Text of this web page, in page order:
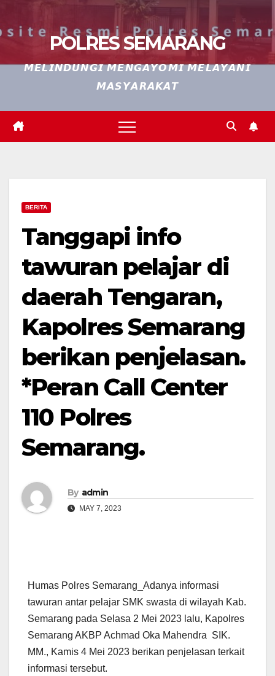
POLRES SEMARANG
𝙈𝙀𝙇𝙄𝙉𝘿𝙐𝙉𝙂𝙄 𝙈𝙀𝙉𝙂𝘼𝙔𝙊𝙈𝙄 𝙈𝙀𝙇𝘼𝙔𝘼𝙉𝙄
𝙈𝘼𝙎𝙔𝘼𝙍𝘼𝙆𝘼𝙏
BERITA
Tanggapi info
tawuran pelajar di
daerah Tengaran,
Kapolres Semarang
berikan penjelasan.
*Peran Call Center
110 Polres
Semarang.
By admin
MAY 7, 2023
Humas Polres Semarang_Adanya informasi
tawuran antar pelajar SMK swasta di wilayah Kab.
Semarang pada Selasa 2 Mei 2023 lalu, Kapolres
Semarang AKBP Achmad Oka Mahendra SIK.
MM., Kamis 4 Mei 2023 berikan penjelasan terkait
informasi tersebut.